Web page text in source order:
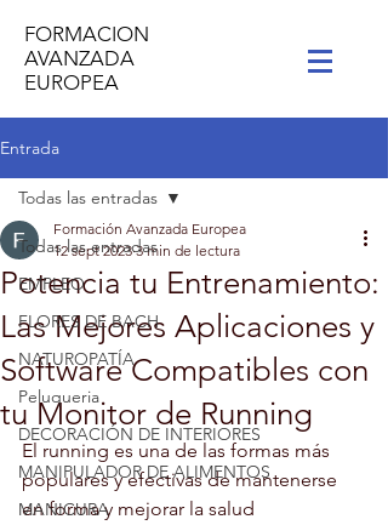
FORMACION
AVANZADA
EUROPEA
Entrada
Todas las entradas
EMPLEO
FLORES DE BACH
NATUROPATÍA
Peluqueria
DECORACIÓN DE INTERIORES
MANIPULADOR DE ALIMENTOS
MANICURA
Todas las entradas
Potencia tu Entrenamiento:
Las Mejores Aplicaciones y
Software Compatibles con
tu Monitor de Running
Formación Avanzada Europea
12 sept 2023 3 min de lectura
El running es una de las formas más
populares y efectivas de mantenerse
en forma y mejorar la salud